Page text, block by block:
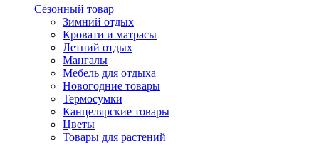
Сезонный товар
Зимний отдых
Кровати и матрасы
Летний отдых
Мангалы
Мебель для отдыха
Новогодние товары
Термосумки
Канцелярские товары
Цветы
Товары для растений